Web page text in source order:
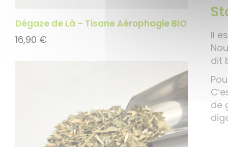
Dégaze de Là – Tisane Aérophagie BIO
16,90 €
Il
dit
de